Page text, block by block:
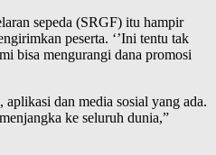
sepeda (SRGF) itu hampir
peserta. ‘’Ini tentu tak
bisa mengurangi dana promosi
aplikasi dan media sosial yang ada.
ke seluruh dunia,”